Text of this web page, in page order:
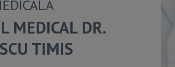
MEDICAL DR.
TIMIS